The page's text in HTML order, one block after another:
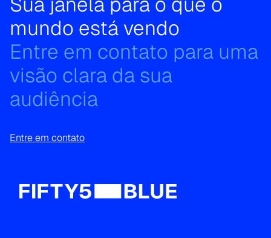
mundo está vendo
Entre em contato para uma
visão clara da sua
audiência
Entre em contato